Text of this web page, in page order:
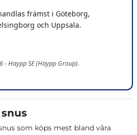
främst i Göteborg,
och Uppsala.
- Haypp SE (Haypp Group).
som köps mest bland våra